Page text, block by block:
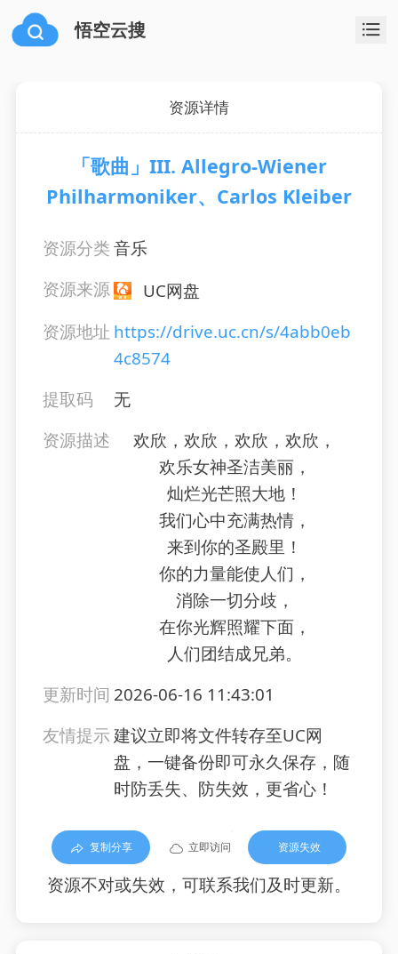
悟空云搜
资源详情
「歌曲」III. Allegro-Wiener
Philharmoniker、Carlos Kleiber
资源分类音乐
资源来源
UC网盘
资源地址 https://drive.uc.cn/s/4abb0eb
4c8574
提取码
无
资源描述
欢欣，欢欣，欢欣，欢欣，
欢乐女神圣洁美丽，
灿烂光芒照大地！
我们心中充满热情，
来到你的圣殿里！
你的力量能使人们，
消除一切分歧，
在你光辉照耀下面，
人们团结成兄弟。
更新时间 2026-06-16 11:43:01
友情提示建议立即将文件转存至UC网
盘，一键备份即可永久保存，随
时防丢失、防失效，更省心！
复制分享 立即访问 资源失效
资源不对或失效，可联系我们及时更新。